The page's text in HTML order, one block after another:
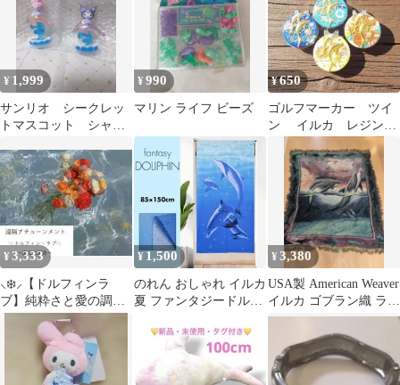
¥ 1,999
サンリオ シークレッ
トマスコット シャイ
メロディ クロミ
¥990
マリン ライフ ビーズ
¥650
ゴルフマーカー ツイ
ン イルカ レジン
ハットクリップセッ
ト / 海
¥3,333
⸜❄️⸝【ドルフィンラ
ブ】純粋さと愛の調
和・イルカの癒しのア
チューンメント
¥ 1,500
のれん おしゃれ イルカ
夏 ファンタジードルフ
¥3,380
USA製 American Weaver
イルカ ゴブラン織 ラグ
タペストリー